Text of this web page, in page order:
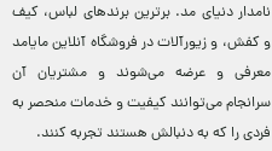
نامدار دنيای مد. برترين‌ برندهای لباس، کيف
و کفش، و زيورآلات در فروشگاه آنلاين مایامد
معرفی و عرضه می‌شوند و مشتريان آن
سرانجام می‌توانند کيفيت و خدمات منحصر به
فردی را که به دنبالش هستند تجربه کنند.